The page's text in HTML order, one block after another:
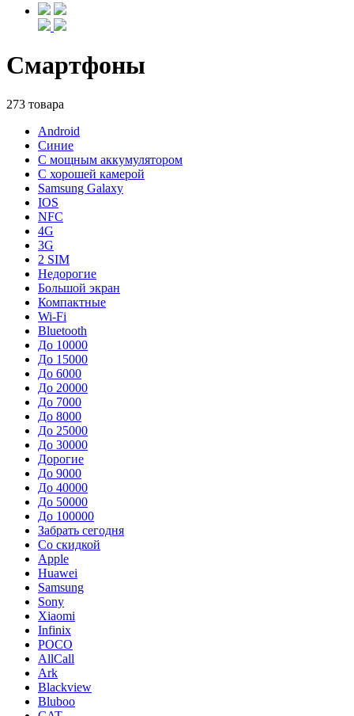
Смартфоны
273 товара
Android
Синие
С мощным аккумулятором
С хорошей камерой
Samsung Galaxy
IOS
NFC
4G
3G
2 SIM
Недорогие
Большой экран
Компактные
Wi-Fi
Bluetooth
До 10000
До 15000
До 6000
До 20000
До 7000
До 8000
До 25000
До 30000
Дорогие
До 9000
До 40000
До 50000
До 100000
Забрать сегодня
Со скидкой
Apple
Huawei
Samsung
Sony
Xiaomi
Infinix
POCO
AllCall
Ark
Blackview
Bluboo